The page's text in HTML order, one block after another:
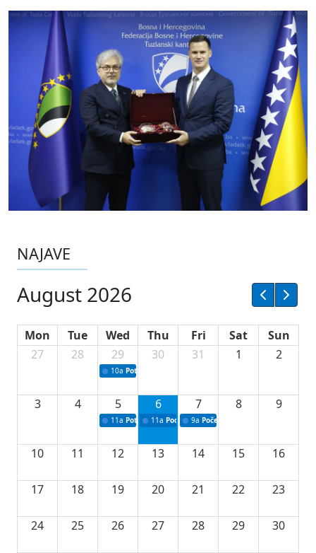
NAJAVE
August 2026
Mon Tue Wed Thu Fri Sat
Sun
27
28 29
10a Potpisivanje ugovora sa neprofitnim
30 31 1 2
3 4 5
11a Potpisivanje ugovora o stipendijama za
6
11a Podrška razvoju vodne infrastrukture u
7
9a Početak izgradnje nove
8 9
10 11 12 13 14 15 16
17 18 19 20 21 22 23
24 25 26 27 28 29 30